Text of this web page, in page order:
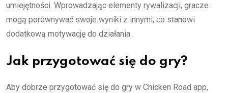
umiejętności. Wprowadzając elementy rywalizacji, gracze
mogą porównywać swoje wyniki z innymi, co stanowi
dodatkową motywację do działania.
Jak przygotować się do gry?
Aby dobrze przygotować się do gry w Chicken Road app,